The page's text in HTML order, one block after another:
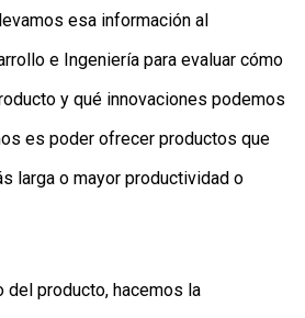
esa información al
e Ingeniería para evaluar cómo
y qué innovaciones podemos
es poder ofrecer productos que
larga o mayor productividad o
producto, hacemos la